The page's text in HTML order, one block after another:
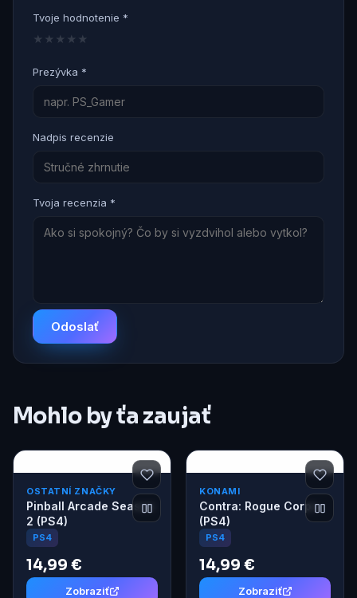
Tvoje hodnotenie *
★
★
★
★
★
Prezývka *
Nadpis recenzie
Tvoja recenzia *
Odoslať
Mohlo by ťa zaujať
OSTATNÍ ZNAČKY
Pinball Arcade Season
2 (PS4)
PS4
14,99 €
Zobraziť
KONAMI
Contra: Rogue Corps
(PS4)
PS4
14,99 €
Zobraziť